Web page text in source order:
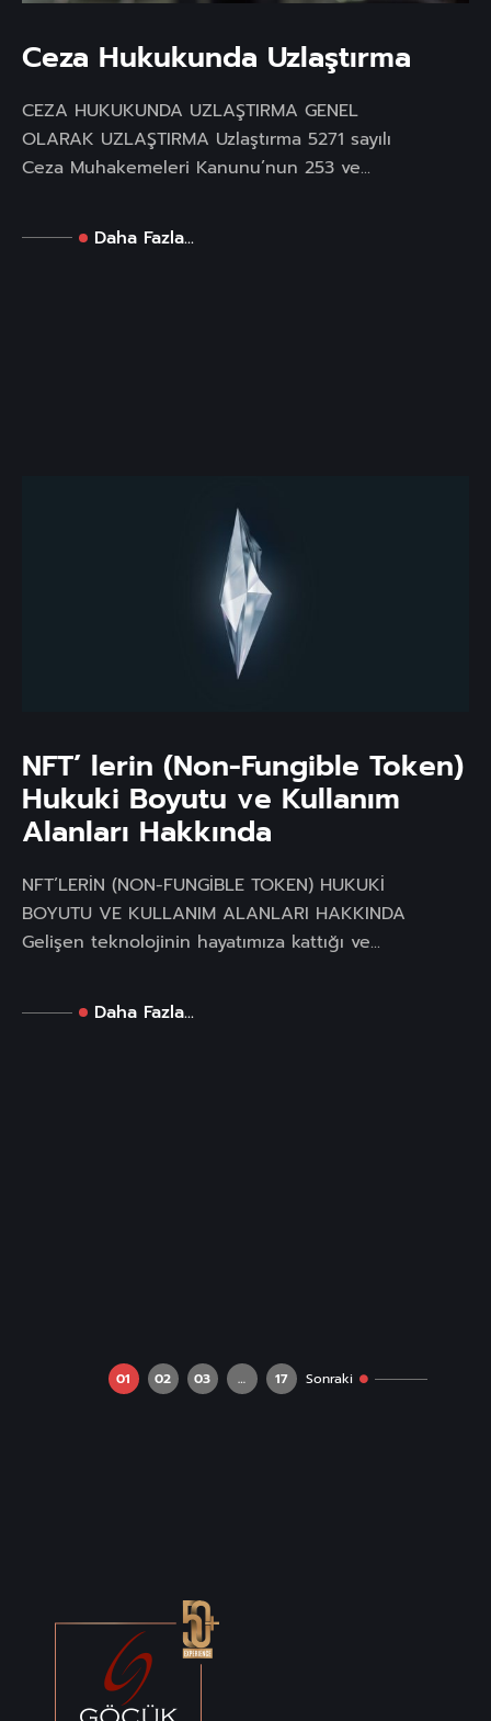
Ceza Hukukunda Uzlaştırma
CEZA HUKUKUNDA UZLAŞTIRMA GENEL
OLARAK UZLAŞTIRMA Uzlaştırma 5271 sayılı
Ceza Muhakemeleri Kanunu’nun 253 ve...
Daha Fazla...
NFT’ lerin (Non-Fungible Token)
Hukuki Boyutu ve Kullanım
Alanları Hakkında
NFT’LERİN (NON-FUNGİBLE TOKEN) HUKUKİ
BOYUTU VE KULLANIM ALANLARI HAKKINDA
Gelişen teknolojinin hayatımıza kattığı ve...
Daha Fazla...
01 02 03 … 17 Sonraki